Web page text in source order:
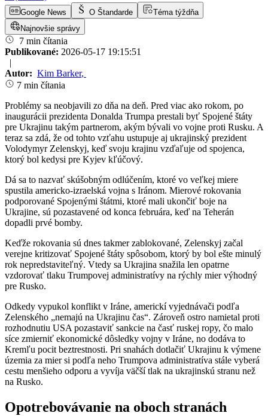
Google News O Štandarde
Téma týždňa
Najnovšie správy
7 min čítania
Publikované: 2026-05-17 19:15:51
|
Autor: Kim Barker,
7 min čítania
Problémy sa neobjavili zo dňa na deň. Pred viac ako rokom, po
inaugurácii prezidenta Donalda Trumpa prestali byť Spojené štáty
pre Ukrajinu takým partnerom, akým bývali vo vojne proti Rusku. A
teraz sa zdá, že od tohto vzťahu ustupuje aj ukrajinský prezident
Volodymyr Zelenskyj, keď svoju krajinu vzďaľuje od spojenca,
ktorý bol kedysi pre Kyjev kľúčový.
Dá sa to nazvať skúšobným odlúčením, ktoré vo veľkej miere
spustila americko-izraelská vojna s Iránom. Mierové rokovania
podporované Spojenými štátmi, ktoré mali ukončiť boje na
Ukrajine, sú pozastavené od konca februára, keď na Teherán
dopadli prvé bomby.
Keďže rokovania sú dnes takmer zablokované, Zelenskyj začal
verejne kritizovať Spojené štáty spôsobom, ktorý by bol ešte minulý
rok nepredstaviteľný. Vtedy sa Ukrajina snažila len opatrne
vzdorovať tlaku Trumpovej administratívy na rýchly mier výhodný
pre Rusko.
Odkedy vypukol konflikt v Iráne, americkí vyjednávači podľa
Zelenského „nemajú na Ukrajinu čas“. Zároveň ostro namietal proti
rozhodnutiu USA pozastaviť sankcie na časť ruskej ropy, čo malo
síce zmierniť ekonomické dôsledky vojny v Iráne, no dodáva to
Kremľu pocit beztrestnosti. Pri snahách dotlačiť Ukrajinu k výmene
územia za mier si podľa neho Trumpova administratíva stále vyberá
cestu menšieho odporu a vyvíja väčší tlak na ukrajinskú stranu než
na Rusko.
Opotrebovávanie na oboch stranách